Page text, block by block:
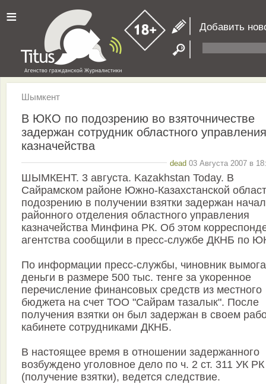
≡ Добавить
Шымкент
В ЮКО по подозрению во взяточничестве
задержан сотрудник областного управления
казначейства
dead 03 Августа 2007 в
ШЫМКЕНТ. 3 августа. Kazakhstan Today. В
Сайрамском районе Южно-Казахстанской
подозрению в получении взятки задержан
районного отделения областного управления
казначейства Минфина РК. Об этом
агентства сообщили в пресс-службе ДКНБ по
По информации пресс-службы, чиновник
деньги в размере 500 тыс. тенге за укоренное
перечисление финансовых средств из местного
бюджета на счет ТОО "Сайрам тазалык". После
получения взятки он был задержан в своем
кабинете сотрудниками ДКНБ.
В настоящее время в отношении задержанного
возбуждено уголовное дело по ч. 2 ст. 311 УК РК
(получение взятки), ведется следствие.